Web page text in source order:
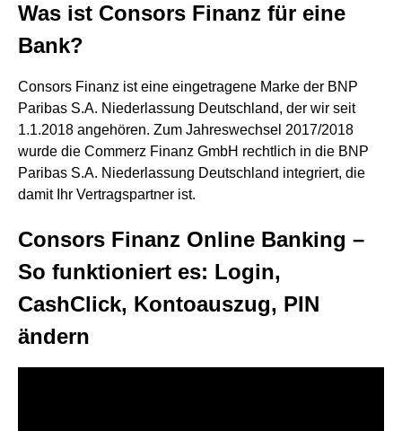
Was ist Consors Finanz für eine
Bank?
Consors Finanz ist eine eingetragene Marke der BNP
Paribas S.A. Niederlassung Deutschland, der wir seit
1.1.2018 angehören. Zum Jahreswechsel 2017/2018
wurde die Commerz Finanz GmbH rechtlich in die BNP
Paribas S.A. Niederlassung Deutschland integriert, die
damit Ihr Vertragspartner ist.
Consors Finanz Online Banking –
So funktioniert es: Login,
CashClick, Kontoauszug, PIN
ändern